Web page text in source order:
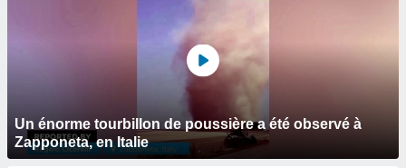
Un énorme tourbillon de poussière a été observé à
Zapponeta, en Italie